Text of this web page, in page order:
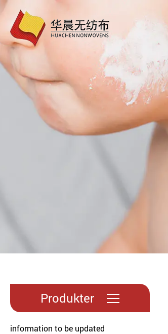
Produkter
information to be updated